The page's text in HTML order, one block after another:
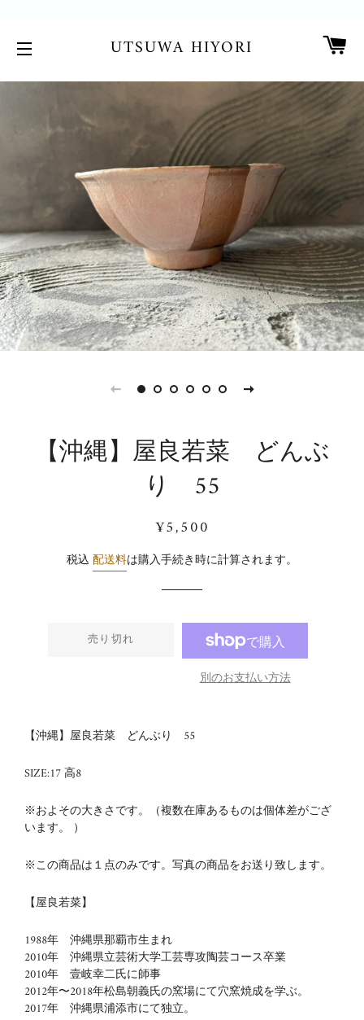
UTSUWA HIYORI
【沖縄】屋良若菜 どんぶ
り 55
通
価
販
価
¥5,500
税込 配送料は購入手続き時に計算されます。
売り切れ
別のお支払い方法
【沖縄】屋良若菜 どんぶり 55
SIZE:17 高8
※およその大きさです。（複数在庫あるものは個体差がござ
います。 ）
※この商品は１点のみです。写真の商品をお送り致します。
【屋良若菜】
1988年 沖縄県那覇市生まれ
2010年 沖縄県立芸術大学工芸専攻陶芸コース卒業
2010年 壹岐幸二氏に師事
2012年〜2018年松島朝義氏の窯場にて穴窯焼成を学ぶ。
2017年 沖縄県浦添市にて独立。